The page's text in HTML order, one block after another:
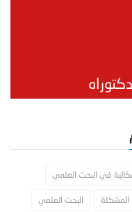
في البحث العلمي
المشكلة البحث العلمي